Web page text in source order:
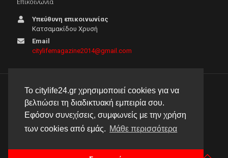
Το citylife24.gr χρησιμοποιεί cookies για να
βελτιώσει τη διαδικτυακή εμπειρία σου.
Εφόσον συνεχίσεις, συμφωνείς με την χρήση
των cookies από εμάς. Μάθε περισσότερα
Υπεύθυνη επικοινωνίας
Κατσαμακίδου Χρυσή
Email
citylifemagazine2014@gmail.com
© 2026 City Life 24 | Με την επιφύλαξη κάθε νόμιμου
δικαιώματος |
Πολιτική απορρήτου
δημιουργία & φιλοξενία ιστοσελίδας bymanbiz isp